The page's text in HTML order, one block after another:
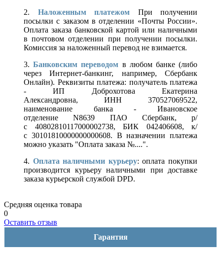
2. Наложенным платежом При получении
посылки с заказом в отделении «Почты России».
Оплата заказа банковской картой или наличными
в почтовом отделении при получении посылки.
Комиссия за наложенный перевод не взимается.
3.Банковским переводом в любом банке (либо
через Интернет-банкинг, например, Сбербанк
Онлайн). Реквизиты платежа: получатель платежа
- ИП Доброхотова Екатерина
Александровна, ИНН 370527069522,
наименование банка - Ивановское
отделение N8639 ПАО Сбербанк, р/
с 40802810117000002738, БИК 042406608, к/
с 30101810000000000608. В назначении платежа
можно указать "Оплата заказа №....".
4. Оплата наличными курьеру: оплата покупки
производится курьеру наличными при доставке
заказа курьерской службой DPD.
Средняя оценка товара
0
Оставить отзыв
Гарантия